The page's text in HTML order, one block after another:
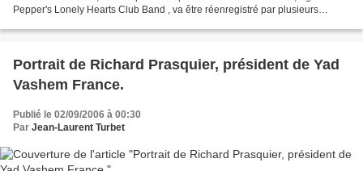
Pepper's Lonely Hearts Club Band , va être réenregistré par plusieurs
Portrait de Richard Prasquier, président de Yad
Vashem France.
Publié le 02/09/2006 à 00:30
Par Jean-Laurent Turbet